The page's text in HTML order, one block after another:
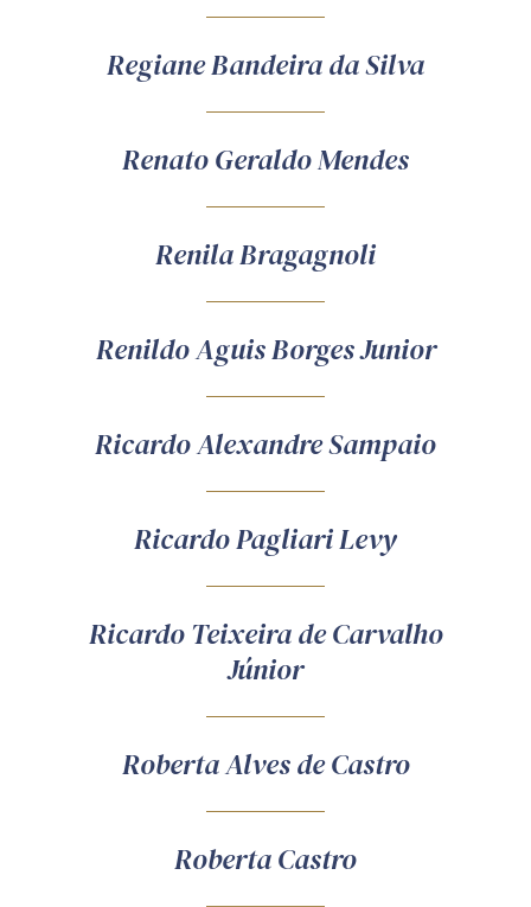
Regiane Bandeira da Silva
Renato Geraldo Mendes
Renila Bragagnoli
Renildo Aguis Borges Junior
Ricardo Alexandre Sampaio
Ricardo Pagliari Levy
Ricardo Teixeira de Carvalho
Júnior
Roberta Alves de Castro
Roberta Castro